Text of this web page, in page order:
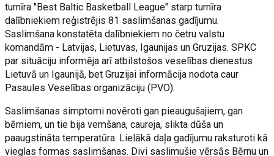
turnīra "Best Baltic Basketball League" starp turnīra
dalībniekiem reģistrējis 81 saslimšanas gadījumu.
Saslimšana konstatēta dalībniekiem no četru valstu
komandām - Latvijas, Lietuvas, Igaunijas un Gruzijas. SPKC
par situāciju informēja arī atbilstošos veselības dienestus
Lietuvā un Igaunijā, bet Gruzijai informācija nodota caur
Pasaules Veselības organizāciju (PVO).
Saslimšanas simptomi novēroti gan pieaugušajiem, gan
bērniem, un tie bija vemšana, caureja, slikta dūša un
paaugstināta temperatūra. Lielākā daļa gadījumu raksturoti kā
vieglas formas saslimšanas. Divi saslimušie vērsās Bērnu un